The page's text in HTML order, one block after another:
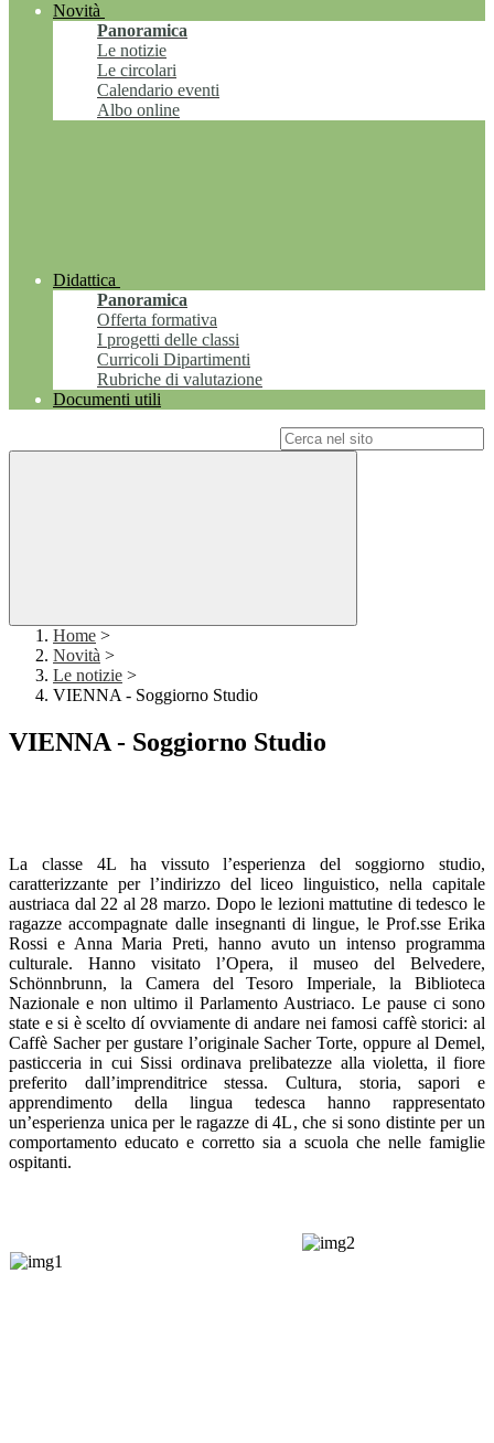
Novità
Panoramica
Le notizie
Le circolari
Calendario eventi
Albo online
Didattica
Panoramica
Offerta formativa
I progetti delle classi
Curricoli Dipartimenti
Rubriche di valutazione
Documenti utili
Home >
Novità >
Le notizie >
VIENNA - Soggiorno Studio
VIENNA - Soggiorno Studio
La classe 4L ha vissuto l’esperienza del soggiorno studio,
caratterizzante per l’indirizzo del liceo linguistico, nella capitale
austriaca dal 22 al 28 marzo. Dopo le lezioni mattutine di tedesco le
ragazze accompagnate dalle insegnanti di lingue, le Prof.sse Erika
Rossi e Anna Maria Preti, hanno avuto un intenso programma
culturale. Hanno visitato l’Opera, il museo del Belvedere,
Schönnbrunn, la Camera del Tesoro Imperiale, la Biblioteca
Nazionale e non ultimo il Parlamento Austriaco. Le pause ci sono
state e si è scelto dí ovviamente di andare nei famosi caffè storici: al
Caffè Sacher per gustare l’originale Sacher Torte, oppure al Demel,
pasticceria in cui Sissi ordinava prelibatezze alla violetta, il fiore
preferito dall’imprenditrice stessa. Cultura, storia, sapori e
apprendimento della lingua tedesca hanno rappresentato
un’esperienza unica per le ragazze di 4L, che si sono distinte per un
comportamento educato e corretto sia a scuola che nelle famiglie
ospitanti.